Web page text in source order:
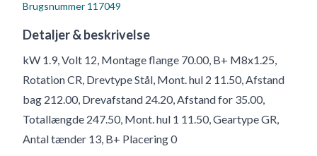
Brugsnummer 117049
Detaljer & beskrivelse
kW 1.9, Volt 12, Montage flange 70.00, B+ M8x1.25,
Rotation CR, Drevtype Stål, Mont. hul 2 11.50, Afstand
bag 212.00, Drevafstand 24.20, Afstand for 35.00,
Totallængde 247.50, Mont. hul 1 11.50, Geartype GR,
Antal tænder 13, B+ Placering 0